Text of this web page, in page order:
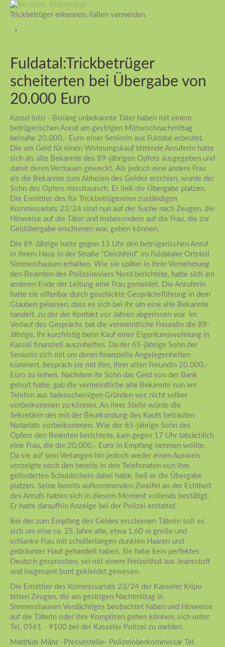
Trickbetrüger erkennen, Fallen vermeiden
Fuldatal:Trickbetrüger
scheiterten bei Übergabe von
20.000 Euro
Kassel (ots) - Bislang unbekannte Täter haben mit einem
betrügerischen Anruf am gestrigen Mittwochnachmittag
beinahe 20.000,- Euro einer Seniorin aus Fuldatal erbeutet.
Die um Geld für einen Wohnungskauf bittende Anruferin hatte
sich als alte Bekannte des 89-jährigen Opfers ausgegeben und
damit deren Vertrauen geweckt. Als jedoch eine andere Frau
als die Bekannte zum Abholen des Geldes erschien, wurde der
Sohn des Opfers misstrauisch. Er ließ die Übergabe platzen.
Die Ermittler des für Trickbetrügereien zuständigen
Kommissariats 23/24 sind nun auf der Suche nach Zeugen, die
Hinweise auf die Täter und insbesondere auf die Frau, die zur
Geldübergabe erschienen war, geben können.
Die 89-Jährige hatte gegen 13 Uhr den betrügerischen Anruf
in ihrem Haus in der Straße "Deichfeld" im Fuldataler Ortsteil
Simmershausen erhalten. Wie sie später in ihrer Vernehmung
den Beamten des Polizeireviers Nord berichtete, hatte sich am
anderen Ende der Leitung eine Frau gemeldet. Die Anruferin
hatte sie offenbar durch geschickte Gesprächsführung in dem
Glauben gelassen, dass es sich bei ihr um eine alte Bekannte
handelt, zu der der Kontakt vor Jahren abgerissen war. Im
Verlauf des Gesprächs bat die vermeintliche Freundin die 89-
Jährige, ihr kurzfristig beim Kauf einer Eigentumswohnung in
Kassel finanziell auszuhelfen. Da der 65-jährige Sohn der
Seniorin sich mit um deren finanzielle Angelegenheiten
kümmert, besprach sie mit ihm, ihrer alten Freundin 20.000,-
Euro zu leihen. Nachdem ihr Sohn das Geld von der Bank
geholt hatte, gab die vermeintliche alte Bekannte nun am
Telefon aus fadenscheinigen Gründen vor, nicht selber
vorbeikommen zu können. An ihrer Stelle würde die
Sekretärin des mit der Beurkundung des Kaufs betrauten
Notariats vorbeikommen. Wie der 65-jährige Sohn des
Opfers den Beamten berichtete, kam gegen 17 Uhr tatsächlich
eine Frau, die die 20.000,- Euro in Empfang nehmen wollte.
Da sie auf sein Verlangen hin jedoch weder einen Ausweis
vorzeigte noch den bereits in den Telefonaten von ihm
geforderten Schuldschein dabei hatte, ließ er die Übergabe
platzen. Seine bereits aufkommenden Zweifel an der Echtheit
des Anrufs hatten sich in diesem Moment vollends bestätigt.
Er hatte daraufhin Anzeige bei der Polizei erstattet.
Bei der zum Empfang des Geldes erschienen Täterin soll es
sich um eine ca. 25 Jahre alte, etwa 1,60 m große und
schlanke Frau mit schulterlangen dunklen Haaren und
gebräunter Haut gehandelt haben. Sie habe kein perfektes
Deutsch gesprochen, sei mit einem Freizeithut aus Jeansstoff
und insgesamt bunt gekleidet gewesen.
Die Ermittler des Kommissariats 23/24 der Kasseler Kripo
bitten Zeugen, die am gestrigen Nachtmittag in
Simmershausen Verdächtiges beobachtet haben und Hinweise
auf die Täterin oder ihre Komplizen geben können, sich unter
Tel. 0561 - 9100 bei der Kasseler Polizei zu melden.
Matthias Mänz -Pressestelle- Polizeioberkommissar Tel.